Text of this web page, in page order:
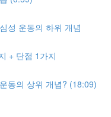
성 운동의 하위 개념
+ 단점 1가지
동의 상위 개념? (18:09)